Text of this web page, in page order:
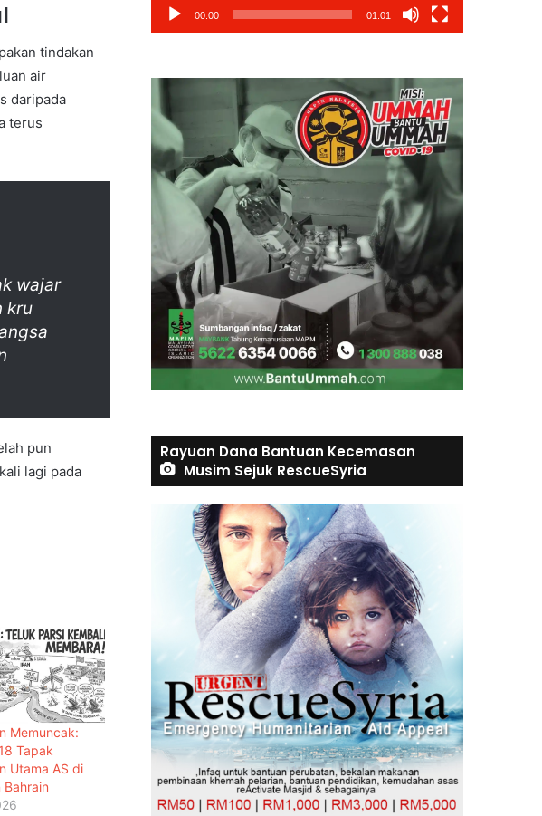
tindakan
air
daripada
terus
wajar
kru
pun
lagi pada
Memuncak:
Tapak
Utama AS di
Bahrain
00:00 01:01
Rayuan Dana Bantuan Kecemasan
Musim Sejuk RescueSyria